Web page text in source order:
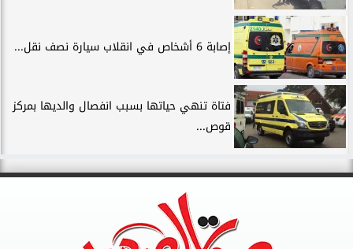
إصابة 6 أشخاص في انقلاب سيارة نصف نقل...
فتاة تنهي حياتها بسبب انفصال والديها بمركز
قوص...